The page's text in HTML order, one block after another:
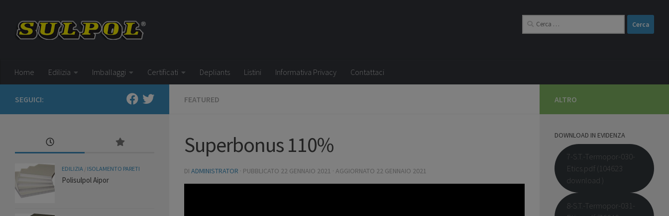
Ricerca
per:
Home Edilizia Imballaggi Certificati Depliants Listini Informativa Privacy Contattaci
FEATURED
Superbonus 110%
DI ADMINISTRATOR · PUBBLICATO 22 GENNAIO 2021 · AGGIORNATO 22 GENNAIO 2021
SEGUICI:
EDILIZIA / ISOLAMENTO PARETI
Polisulpol Aipor
ALTRO
DOWNLOAD IN EVIDENZA
7-S.T.-Termopor-030-
Etics.pdf (104623
download )
8-S.T.-Termopor-031-